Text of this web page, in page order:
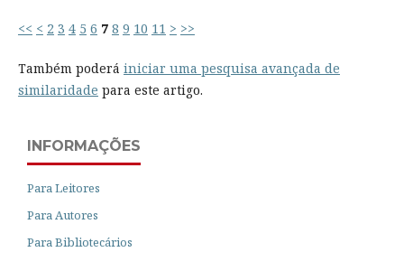
<< < 2 3 4 5 6 7 8 9 10 11 > >>
Também poderá iniciar uma pesquisa avançada de
similaridade para este artigo.
INFORMAÇÕES
Para Leitores
Para Autores
Para Bibliotecários